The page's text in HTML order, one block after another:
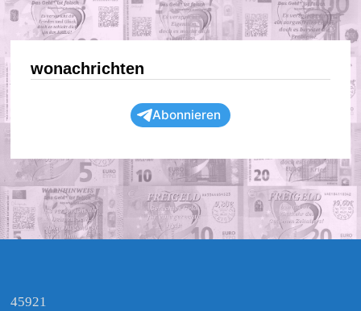
wonachrichten
Abonnieren
45921